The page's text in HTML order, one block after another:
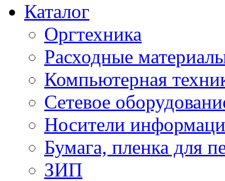
Каталог
Оргтехника
Расходные
Компьютерная
Сетевое
Носители
Бумага, пленка для
ЗИП